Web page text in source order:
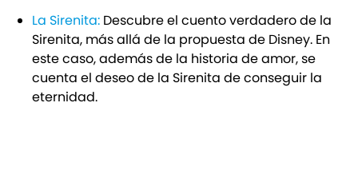
La Sirenita: Descubre el cuento verdadero de la
Sirenita, más allá de la propuesta de Disney. En
este caso, además de la historia de amor, se
cuenta el deseo de la Sirenita de conseguir la
eternidad.